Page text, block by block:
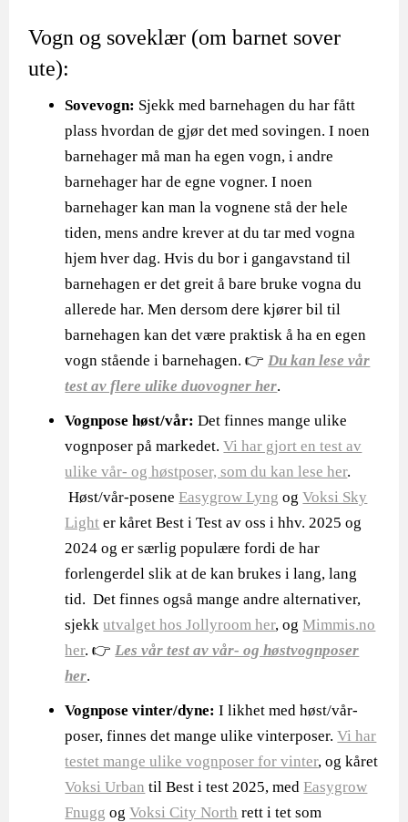
Vogn og soveklær (om barnet sover
ute):
Sovevogn: Sjekk med barnehagen du har fått
plass hvordan de gjør det med sovingen. I noen
barnehager må man ha egen vogn, i andre
barnehager har de egne vogner. I noen
barnehager kan man la vognene stå der hele
tiden, mens andre krever at du tar med vogna
hjem hver dag. Hvis du bor i gangavstand til
barnehagen er det greit å bare bruke vogna du
allerede har. Men dersom dere kjører bil til
barnehagen kan det være praktisk å ha en egen
vogn stående i barnehagen. 👉Du kan lese vår
test av flere ulike duovogner her.
Vognpose høst/vår:Det finnes mange ulike
vognposer på markedet.Vi har gjort en test av
ulike vår- og høstposer, som du kan lese her.
Høst/vår-poseneEasygrow Lyng ogVoksi Sky
Light er kåret Best i Test av oss i hhv. 2025 og
2024 og er særlig populære fordi de har
forlengerdel slik at de kan brukes i lang, lang
tid. Det finnes også mange andre alternativer,
sjekkutvalget hos Jollyroom her, ogMimmis.no
her. 👉Les vår test av vår- og høstvognposer
her.
Vognpose vinter/dyne:I likhet med høst/vår-
poser, finnes det mange ulike vinterposer.Vi har
testet mange ulike vognposer for vinter, og kåret
Voksi Urban til Best i test 2025, medEasygrow
Fnugg ogVoksi City North rett i tet som